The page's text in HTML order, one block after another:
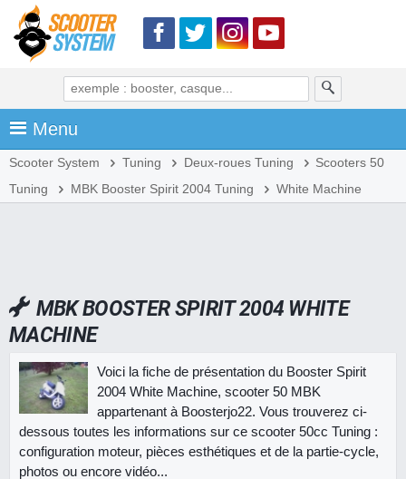
Menu
Scooter System Tuning Deux-roues Tuning
Scooters 50
Tuning
MBK Booster Spirit 2004 Tuning White Machine
MBK BOOSTER SPIRIT 2004 WHITE
MACHINE
Voici la fiche de présentation du Booster Spirit
2004 White Machine, scooter 50 MBK
appartenant à Boosterjo22. Vous trouverez ci-
dessous toutes les informations sur ce scooter 50cc Tuning :
configuration moteur, pièces esthétiques et de la partie-cycle,
photos ou encore vidéo...